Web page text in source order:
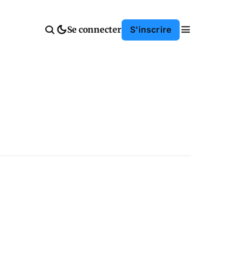
Se connecter S'inscrire